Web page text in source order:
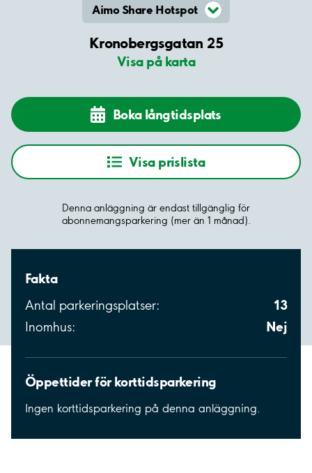
Aimo Share Hotspot
Kronobergsgatan 25
Visa på karta
Boka långtidsplats
Visa prislista
Denna anläggning är endast tillgänglig för
abonnemangsparkering (mer än 1 månad).
Fakta
Antal parkeringsplatser: 13
Inomhus: Nej
Öppettider för korttidsparkering
Ingen korttidsparkering på denna anläggning.